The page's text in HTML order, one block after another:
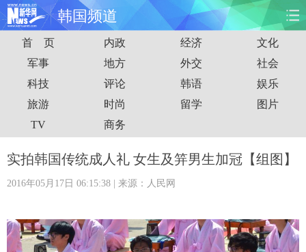
韩国频道
首页 时政 国际 财经
娱乐 体育 人事 教育
时尚 思客
港澳 台湾 华人 汽车
科技 能源
图片 视频 彩票 食品
首 页 内政 经济
文化
军事
地方 外交
社会
科技
评论 韩语
娱乐
旅游
时尚 留学
图片
TV
商务
实拍韩国传统成人礼 女生及笄男生加冠【组图】
2016年05月17日 06:15:38 | 来源：人民网